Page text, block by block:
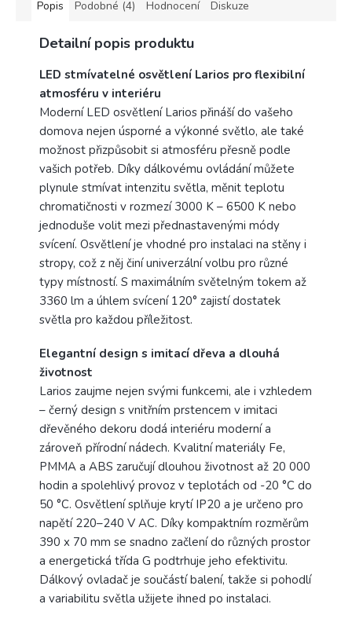
Popis Podobné (4) Hodnocení Diskuze
Detailní popis produktu
LED stmívatelné osvětlení Larios pro flexibilní
atmosféru v interiéru
Moderní LED osvětlení Larios přináší do vašeho
domova nejen úsporné a výkonné světlo, ale také
možnost přizpůsobit si atmosféru přesně podle
vašich potřeb. Díky dálkovému ovládání můžete
plynule stmívat intenzitu světla, měnit teplotu
chromatičnosti v rozmezí 3000 K – 6500 K nebo
jednoduše volit mezi přednastavenými módy
svícení. Osvětlení je vhodné pro instalaci na stěny i
stropy, což z něj činí univerzální volbu pro různé
typy místností. S maximálním světelným tokem až
3360 lm a úhlem svícení 120° zajistí dostatek
světla pro každou příležitost.
Elegantní design s imitací dřeva a dlouhá
životnost
Larios zaujme nejen svými funkcemi, ale i vzhledem
– černý design s vnitřním prstencem v imitaci
dřevěného dekoru dodá interiéru moderní a
zároveň přírodní nádech. Kvalitní materiály Fe,
PMMA a ABS zaručují dlouhou životnost až 20 000
hodin a spolehlivý provoz v teplotách od -20 °C do
50 °C. Osvětlení splňuje krytí IP20 a je určeno pro
napětí 220–240 V AC. Díky kompaktním rozměrům
390 x 70 mm se snadno začlení do různých prostor
a energetická třída G podtrhuje jeho efektivitu.
Dálkový ovladač je součástí balení, takže si pohodlí
a variabilitu světla užijete ihned po instalaci.